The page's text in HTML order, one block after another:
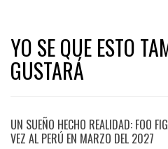
YO SE QUE ESTO
GUSTARÁ
UN SUEÑO HECHO REALIDAD: FOO
VEZ AL PERÚ EN MARZO DEL 2027